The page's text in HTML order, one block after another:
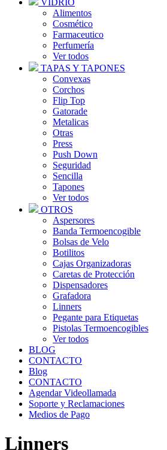
VIDRÍO
Alimentos
Cosmético
Farmaceutico
Perfumería
Ver todos
TAPAS Y TAPONES
Convexas
Corchos
Flip Top
Gatorade
Metalicas
Otras
Press
Push Down
Seguridad
Sencilla
Tapones
Ver todos
OTROS
Aspersores
Banda Termoencogible
Bolsas de Velo
Botilitos
Cajas Organizadoras
Caretas de Protección
Dispensadores
Grafadora
Linners
Pegante para Etiquetas
Pistolas Termoencogibles
Ver todos
BLOG
CONTACTO
Blog
CONTACTO
Agendar Videollamada
Soporte y Reclamaciones
Medios de Pago
Linners